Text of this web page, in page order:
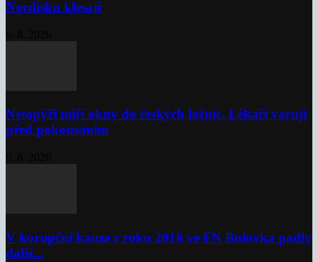
Nordisku klesají
Netopýři míří okny do českých ložnic. Lékaři varují
před pokousáním
V korupční kauze z roku 2018 ve FN Bulovka padly
další...